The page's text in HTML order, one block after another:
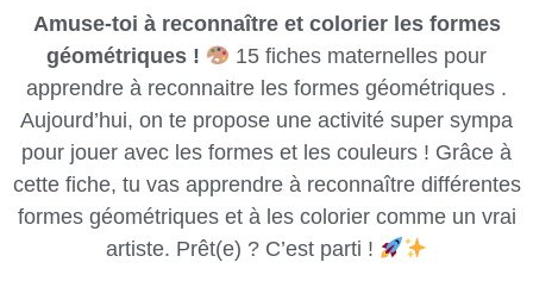
Amuse-toi à reconnaître et colorier les formes
géométriques !
15 fiches maternelles pour
apprendre à reconnaitre les formes géométriques .
Aujourd’hui, on te propose une activité super sympa
pour jouer avec les formes et les couleurs ! Grâce à
cette fiche, tu vas apprendre à reconnaître différentes
formes géométriques et à les colorier comme un vrai
artiste. Prêt(e) ? C’est parti !